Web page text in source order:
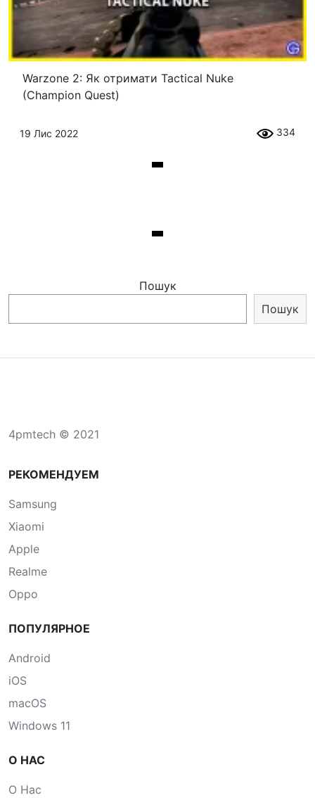
Warzone 2: Як отримати Tactical Nuke
(Champion Quest)
19 Лис 2022 334
Пошук
Пошук
4pmtech © 2021
РЕКОМЕНДУЕМ
Samsung
Xiaomi
Apple
Realme
Oppo
ПОПУЛЯРНОЕ
Android
iOS
macOS
Windows 11
О НАС
О Нас